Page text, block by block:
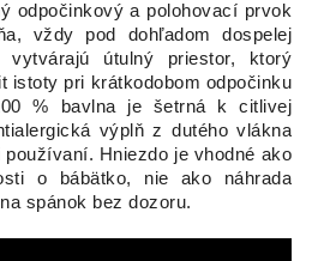
odpočinkový a polohovací prvok
vždy pod dohľadom dospelej
vytvárajú útulný priestor, ktorý
istoty pri krátkodobom odpočinku
% bavlna je šetrná k citlivej
výplň z dutého vlákna
Hniezdo je vhodné ako
o bábätko, nie ako náhrada
spánok bez dozoru.